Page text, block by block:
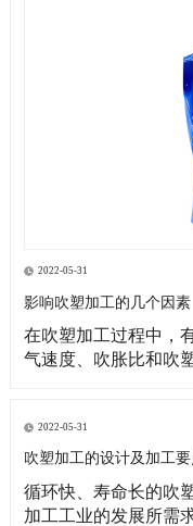
2022-05-31
影响吹塑加工的几个因素
在吹塑加工过程中，
气速度、吹胀比和吹
状；二是对东莞吹塑
料的品种及型坯温度
2022-05-31
吹塑加工的设计及加工要
循环快、寿命长的吹
加工工业的发展所需